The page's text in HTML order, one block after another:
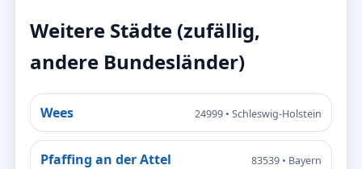
Weitere Städte (zufällig,
andere Bundesländer)
Wees 24999 • Schleswig-Holstein
Pfaffing an der Attel 83539 • Bayern